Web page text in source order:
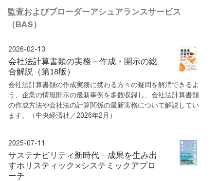
監査およびブローダーアシュアランスサービス
（BAS）
2026-02-13
会社法計算書類の実務－作成・開示の総
合解説（第18版）
会社法計算書類の作成実務に携わる方々の疑問を解消できるよ
う、企業の情報開示の最新事例を多数収録し、会社法計算書類
の作成方法や会社法の計算関係の最新実務について解説してい
ます。（中央経済社／2026年2月）
2025-07-11
サステナビリティ新時代―成果を生み出
すホリスティック×システミックアプロ
ーチ